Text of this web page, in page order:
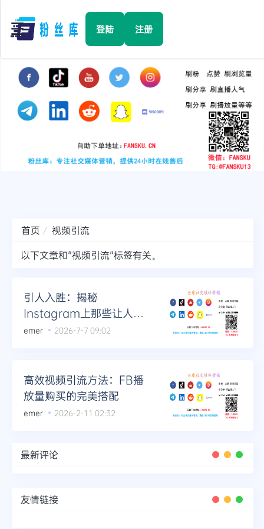
☰ 登陆 注册
Facebook
TikTok
YouTube
Telegram
更多
首页
视频引流
以下文章和"视频引流"标签有关。
引人入胜：揭秘
Instagram上那些让人忍
不住收藏的帖子
emer 2026-7-7 09:02
高效视频引流方法：FB播
放量购买的完美搭配
emer 2026-2-11 02:32
最新评论
友情链接